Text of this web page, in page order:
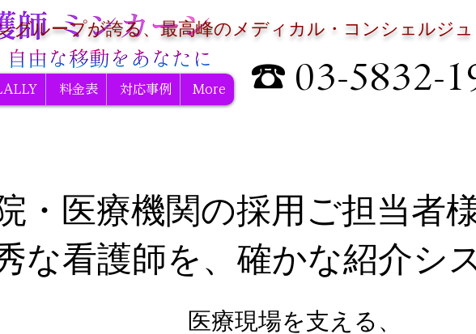
グループが誇る、最高峰のメディカル・コンシェルジ
☎ 03-5832-
料金表 対応事例 More
・医療機関の採用ご担当者
な看護師を、確かな紹介シ
医療現場を支える、